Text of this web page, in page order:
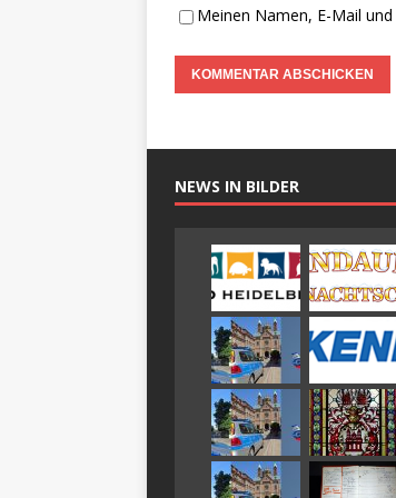
Meinen Namen, E-Mail
NEWS IN BILDER